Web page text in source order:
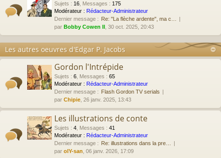
Sujets : 16 Messages : 175
Modérateur : Rédacteur-Administrateur
Dernier message : Re: "La flèche ardente", ma c…
par Bobby Cowen II , 30 oct. 2025, 20:43
Les autres oeuvres d'Edgar P. Jacobs
Gordon l'Intrépide
Sujets : 6 Messages : 65
Modérateur : Rédacteur-Administrateur
Dernier message : Flash Gordon TV serials
par Chipie , 26 janv. 2025, 13:43
Les illustrations de conte
Sujets : 4 Messages : 41
Modérateur : Rédacteur-Administrateur
Dernier message : Re: illustrations dans la pre…
par olY-san , 06 janv. 2026, 17:09